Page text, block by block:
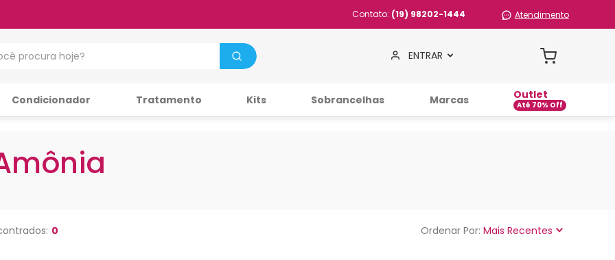
Contato: (19) 98202-1444 Atendimento
ENTRAR
Condicionador Tratamento Kits Sobrancelhas Marcas Outlet
0 Ordenar Por Mais Recentes